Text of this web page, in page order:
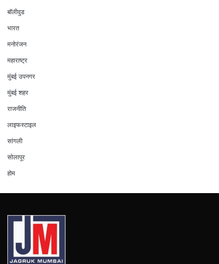
बॉलीवुड
भारत
मनोरंजन
महाराष्ट्र
मुंबई उपनगर
मुंबई शहर
राजनीति
लाइफस्टाइल
सांगली
सोलापूर
होम